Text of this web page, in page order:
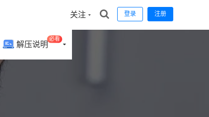
登录 注册
关注
解压说明
必看